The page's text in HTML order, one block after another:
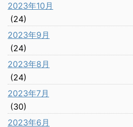
2023年10月
(24)
2023年9月
(24)
2023年8月
(24)
2023年7月
(30)
2023年6月